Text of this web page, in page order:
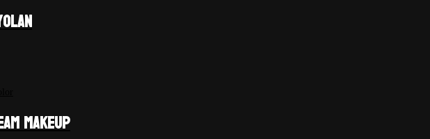
Makeup